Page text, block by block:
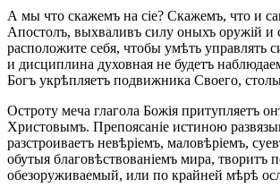
А мы что скажемъ на сіе? Скажемъ, что и
Апостолъ, выхваливъ силу оныхъ оружій и
расположите себя, чтобы умѣть управлять
и дисциплина духовная не будетъ
Богъ укрѣпляетъ подвижника Своего,
Остроту меча глагола Божія притупляетъ
Христовымъ. Препоясаніе истиною
разстроиваетъ невѣріемъ, маловѣріемъ,
обутыя благовѣствованіемъ мира,
обезоруживаемый, или по крайней мѣрѣ